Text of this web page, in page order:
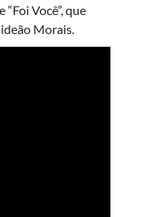
Você”, que
Morais.